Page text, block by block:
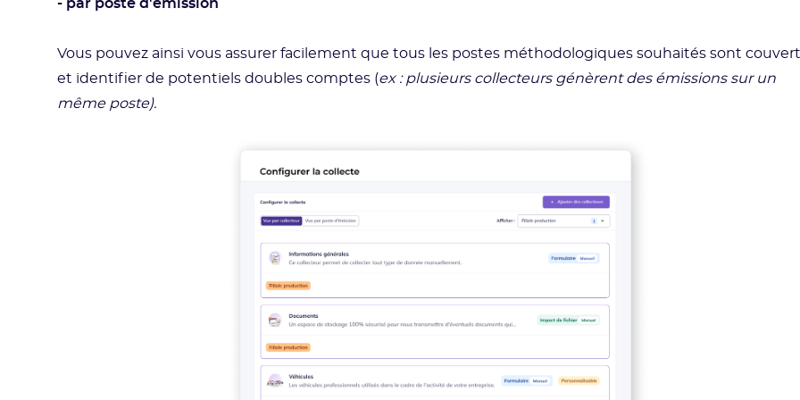
- par poste d'émission
Vous pouvez ainsi vous assurer facilement que tous les postes méthodologiques souhaités sont
et identifier de potentiels doubles comptes (ex : plusieurs collecteurs génèrent des émissions sur un
même poste).